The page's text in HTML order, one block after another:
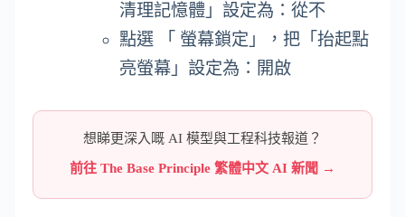
清理記憶體」設定為：從不
點選 「 螢幕鎖定」，把「抬起點
亮螢幕」設定為：開啟
想睇更深入嘅 AI 模型與工程科技報道？
前往 The Base Principle 繁體中文 AI 新聞 →